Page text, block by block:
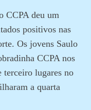
CCPA deu um
positivos nas
Os jovens Saulo
CCPA nos
terceiro lugares no
a quarta